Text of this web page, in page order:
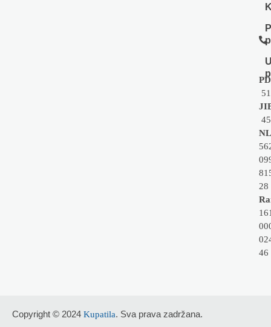
28
46
Copyright © 2024 Kupatila. Sva prava zadržana.